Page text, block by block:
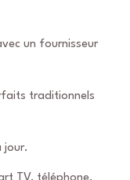
un fournisseur
traditionnels
jour.